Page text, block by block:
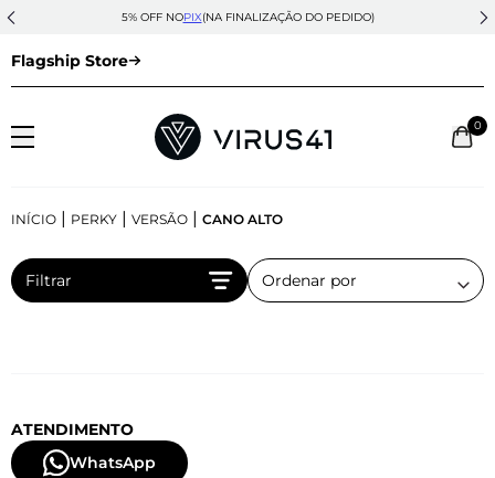
5% OFF NOPIX(NA FINALIZAÇÃO DO PEDIDO)
Flagship Store
0
INÍCIO | PERKY | VERSÃO | CANO ALTO
Filtrar
ATENDIMENTO
WhatsApp